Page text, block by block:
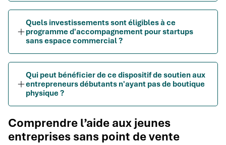
Quels investissements sont éligibles à ce
programme d'accompagnement pour startups
sans espace commercial ?
Qui peut bénéficier de ce dispositif de soutien aux
entrepreneurs débutants n'ayant pas de boutique
physique ?
Comprendre l’aide aux jeunes
entreprises sans point de vente